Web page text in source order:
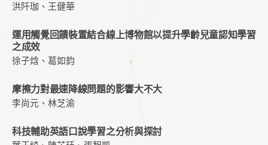
洪阡珈、王健華
運用觸覺回饋裝置結合線上博物館以提升學齡兒童認知學習
之成效
徐子焓、葛如鈞
摩擦力對最速降線問題的影響大不大
李尚元、林芝渝
科技輔助英語口說學習之分析與探討